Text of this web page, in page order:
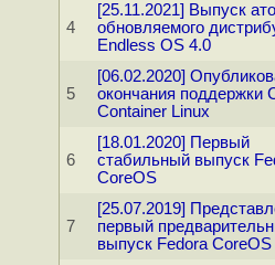
4
[25.11.2021] Выпуск
обновляемого
Endless OS 4.0
5
[06.02.2020]
окончания поддержки
Container Linux
6
[18.01.2020] Первый
стабильный выпуск
CoreOS
7
[25.07.2019]
первый
выпуск Fedora CoreOS